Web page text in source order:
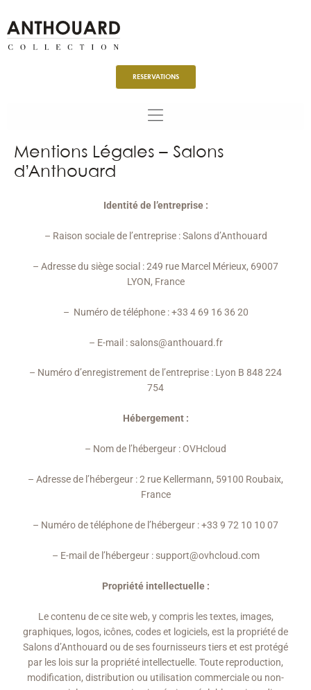
au
contenu
RESERVATIONS
Mentions Légales – Salons
d’Anthouard
Identité de l’entreprise :
– Raison sociale de l’entreprise : Salons d’Anthouard
– Adresse du siège social : 249 rue Marcel Mérieux, 69007
LYON, France
– Numéro de téléphone : +33 4 69 16 36 20
– E-mail : salons@anthouard.fr
– Numéro d’enregistrement de l’entreprise : Lyon B 848 224
754
Hébergement :
– Nom de l’hébergeur : OVHcloud
– Adresse de l’hébergeur : 2 rue Kellermann, 59100 Roubaix,
France
– Numéro de téléphone de l’hébergeur : +33 9 72 10 10 07
– E-mail de l’hébergeur : support@ovhcloud.com
Propriété intellectuelle :
Le contenu de ce site web, y compris les textes, images,
graphiques, logos, icônes, codes et logiciels, est la propriété de
Salons d’Anthouard ou de ses fournisseurs tiers et est protégé
par les lois sur la propriété intellectuelle. Toute reproduction,
modification, distribution ou utilisation commerciale ou non-